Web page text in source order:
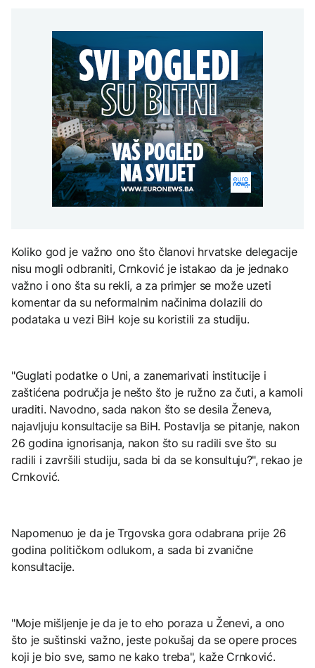
Vlada RS: Ugovorene
investicije za tri godine
7,4 milijarde KM
Vučić: Poštujemo
Ukrajine i put u EU;
Zelenski: Hvala na
poštovanju i
humanitarnoj pomoći
AKTUELNO
Bugarska: Dron koji je
pao pripada ukrajinskoj
vojsci
ZANIMLJIVOSTI
Pripremite se za nebeski
spektakl: Kiša meteora
Perseidi stiže sredinom
augusta
TEHNOLOGIJA
Istorijska presuda protiv
Koliko god je važno ono što članovi hrvatske delegacije
nisu mogli odbraniti, Crnković je istakao da je jednako
važno i ono šta su rekli, a za primjer se može uzeti
komentar da su neformalnim načinima dolazili do
podataka u vezi BiH koje su koristili za studiju.
"Guglati podatke o Uni, a zanemarivati institucije i
zaštićena područja je nešto što je ružno za čuti, a kamoli
uraditi. Navodno, sada nakon što se desila Ženeva,
najavljuju konsultacije sa BiH. Postavlja se pitanje, nakon
26 godina ignorisanja, nakon što su radili sve što su
radili i završili studiju, sada bi da se konsultuju?", rekao je
Crnković.
Napomenuo je da je Trgovska gora odabrana prije 26
godina političkom odlukom, a sada bi zvanične
konsultacije.
"Moje mišljenje je da je to eho poraza u Ženevi, a ono
što je suštinski važno, jeste pokušaj da se opere proces
koji je bio sve, samo ne kako treba", kaže Crnković.